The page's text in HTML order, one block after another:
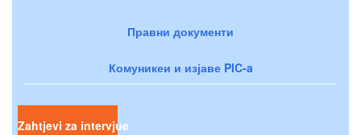
Правни документи
Комуникеи и изјаве PIC-a
Zahtjevi za intervjue